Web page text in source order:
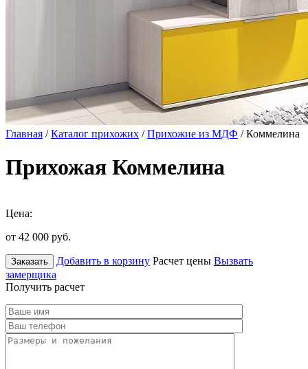
Главная /Каталог прихожих /Прихожие из МДФ / Коммелина
Прихожая Коммелина
Цена:
от 42 000 руб.
Заказать Добавить в корзину Расчет цены Вызвать
замерщика
Получить расчет